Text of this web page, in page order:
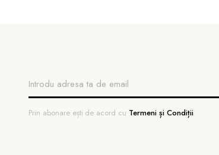
Prin abonare ești de acord cu Termeni și Condiții